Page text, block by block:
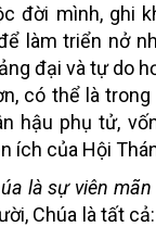
đời mình,
làm triển nở
đại và tự do
có thể là
hậu phụ tử,
ích của Hội
là sự viên
Chúa là tất